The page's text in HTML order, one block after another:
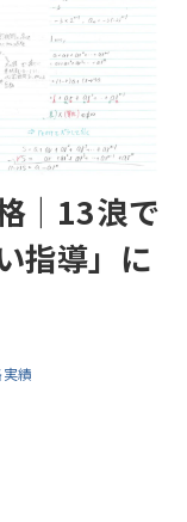
｜13浪で
指導」に
績